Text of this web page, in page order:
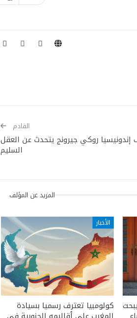
القادم
روكي جيرونج يتحدث عن العقل
السليم
المزيد عن المؤلف
الأخبار
كولومبيا تعترف رسميا بسيادة